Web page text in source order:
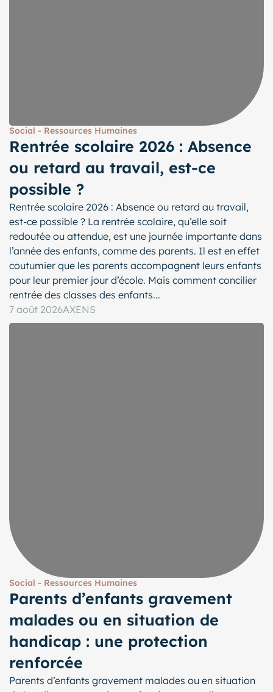
Social - Ressources Humaines
Rentrée scolaire 2026 : Absence
ou retard au travail, est-ce
possible ?
Rentrée scolaire 2026 : Absence ou retard au travail,
est-ce possible ? La rentrée scolaire, qu’elle soit
redoutée ou attendue, est une journée importante dans
l’année des enfants, comme des parents. Il est en effet
coutumier que les parents accompagnent leurs enfants
pour leur premier jour d’école. Mais comment concilier
rentrée des classes des enfants...
7 août 2026AXENS
Social - Ressources Humaines
Parents d’enfants gravement
malades ou en situation de
handicap : une protection
renforcée
Parents d’enfants gravement malades ou en situation